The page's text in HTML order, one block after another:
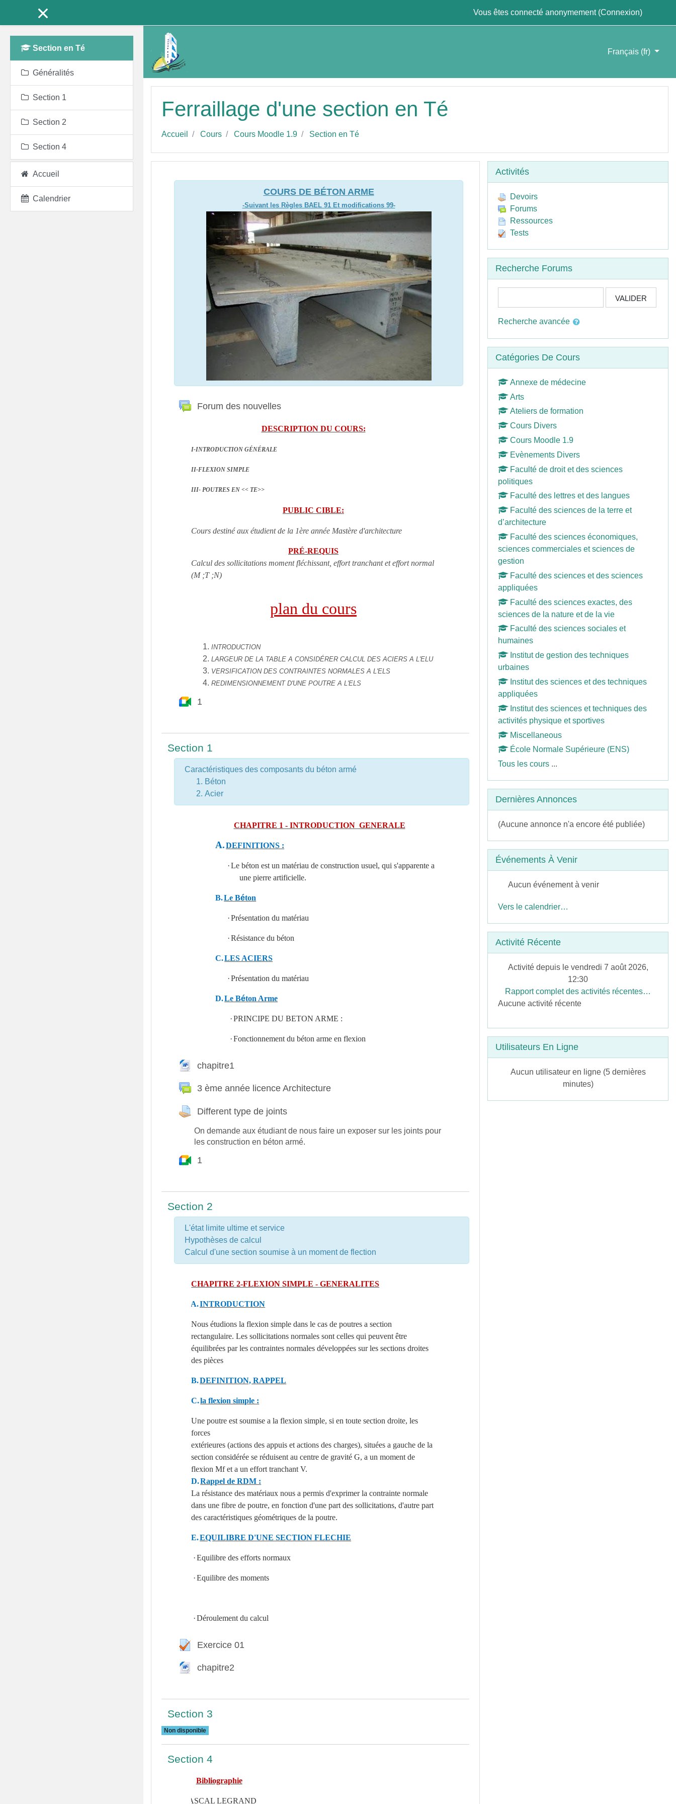
Vous êtes connecté anonymement (Connexion)
Français ‎(fr)‎
Ferraillage d'une section en Té
Accueil Cours Cours Moodle 1.9 Section en Té
Aperçu des sectionsCOURS DE BÉTON ARME
-Suivant les Règles BAEL 91 Et modifications 99-
Forum des nouvelles
DESCRIPTION DU COURS:
I-INTRODUCTIONGÉNÉRALE
II-FLEXION SIMPLE
III- POUTRES EN << TE>>
PUBLIC CIBLE:
Cours destiné aux étudient de la 1ère année Mastère d'architecture
PRÉ-REQUIS
Calcul des sollicitations moment fléchissant, effort tranchant et effort normal
(M ;T ;N)
plan du cours
INTRODUCTION
LARGEUR DE LA TABLE A CONSIDÉRER CALCUL DES ACIERS A L'ELU
VERSIFICATION DES CONTRAINTES NORMALES A L'ELS
REDIMENSIONNEMENT D'UNE POUTRE A L'ELS
1
Google Meet™ pour Moodle
Section 1
Caractéristiques des composants du béton armé
Béton
Acier
CHAPITRE 1 - INTRODUCTION GENERALE
A.DEFINITIONS :
·Le béton est un matériau de construction usuel, qui s'apparente a
une pierre artificielle.
B.Le Béton
·Présentation du matériau
·Résistance du béton
C.LES ACIERS
·Présentation du matériau
D.Le Béton Arme
·PRINCIPE DU BETON ARME :
·Fonctionnement du béton arme en flexion
chapitre1
Fichier
3 ème année licence Architecture
Forum
Different type de joints
Devoir
On demande aux étudiant de nous faire un exposer sur les joints pour
les construction en béton armé.
1
Google Meet™ pour Moodle
Section 2
L'état limite ultime et service
Hypothèses de calcul
Calcul d'une section soumise à un moment de flection
CHAPITRE 2-FLEXION SIMPLE - GENERALITES
A.INTRODUCTION
Nous étudions la flexion simple dans le cas de poutres a section
rectangulaire. Les sollicitations normales sont celles qui peuvent être
équilibrées par les contraintes normales développées sur les sections droites
des pièces
B.DEFINITION, RAPPEL
C.la flexion simple :
Une poutre est soumise a la flexion simple, si en toute section droite, les
forces
extérieures (actions des appuis et actions des charges), situées a gauche de la
section considérée se réduisent au centre de gravité G, a un moment de
flexion Mf et a un effort tranchant V.
D.Rappel de RDM :
La résistance des matériaux nous a permis d'exprimer la contrainte normale
dans une fibre de poutre, en fonction d'une part des sollicitations, d'autre part
des caractéristiques géométriques de la poutre.
E.EQUILIBRE D'UNE SECTION FLECHIE
·Equilibre des efforts normaux
·Equilibre des moments
·Déroulement du calcul
Exercice 01
Test
chapitre2
Fichier
Section 3
Non disponible
Section 4
Bibliographie
PASCAL LEGRAND
Passer Activités
Activités
Devoirs
Forums
Ressources
Tests
Passer Recherche forums
Recherche Forums
Rechercher
VALIDER
Recherche avancée
Passer Catégories de cours
Catégories De Cours
Annexe de médecine
Arts
Ateliers de formation
Cours Divers
Cours Moodle 1.9
Evènements Divers
Faculté de droit et des sciences
politiques
Faculté des lettres et des langues
Faculté des sciences de la terre et
d’architecture
Faculté des sciences économiques,
sciences commerciales et sciences de
gestion
Faculté des sciences et des sciences
appliquées
Faculté des sciences exactes, des
sciences de la nature et de la vie
Faculté des sciences sociales et
humaines
Institut de gestion des techniques
urbaines
Institut des sciences et des techniques
appliquées
Institut des sciences et techniques des
activités physique et sportives
Miscellaneous
École Normale Supérieure (ENS)
Tous les cours ...
Passer Dernières annonces
Dernières Annonces
(Aucune annonce n'a encore été publiée)
Passer Événements à venir
Événements À Venir
Aucun événement à venir
Vers le calendrier…
Passer Activité récente
Activité Récente
Activité depuis le vendredi 7 août 2026,
12:30
Rapport complet des activités récentes…
Aucune activité récente
Passer Utilisateurs en ligne
Utilisateurs En Ligne
Aucun utilisateur en ligne (5 dernières
minutes)
Section en Té
Généralités
Section 1
Section 2
Section 4
Accueil
Calendrier